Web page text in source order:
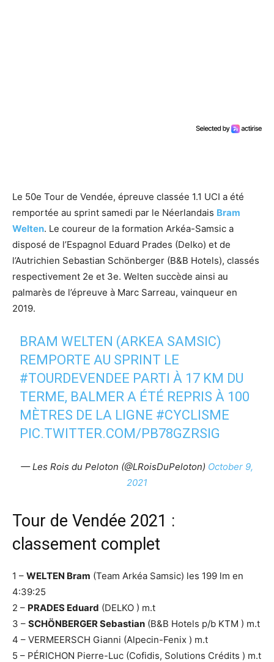
Le 50e Tour de Vendée, épreuve classée 1.1 UCI a été
remportée au sprint samedi par le Néerlandais Bram
Welten. Le coureur de la formation Arkéa-Samsic a
disposé de l’Espagnol Eduard Prades (Delko) et de
l’Autrichien Sebastian Schönberger (B&B Hotels), classés
respectivement 2e et 3e. Welten succède ainsi au
palmarès de l’épreuve à Marc Sarreau, vainqueur en
2019.
BRAM WELTEN (ARKEA SAMSIC)
REMPORTE AU SPRINT LE
#TOURDEVENDEE PARTI À 17 KM DU
TERME, BALMER A ÉTÉ REPRIS À 100
MÈTRES DE LA LIGNE #CYCLISME
PIC.TWITTER.COM/PB78GZRSIG
— Les Rois du Peloton (@LRoisDuPeloton) October 9,
2021
Tour de Vendée 2021 :
classement complet
1 – WELTEN Bram (Team Arkéa Samsic) les 199 lm en
4:39:25
2 – PRADES Eduard (DELKO ) m.t
3 – SCHÖNBERGER Sebastian (B&B Hotels p/b KTM ) m.t
4 – VERMEERSCH Gianni (Alpecin-Fenix ) m.t
5 – PÉRICHON Pierre-Luc (Cofidis, Solutions Crédits ) m.t